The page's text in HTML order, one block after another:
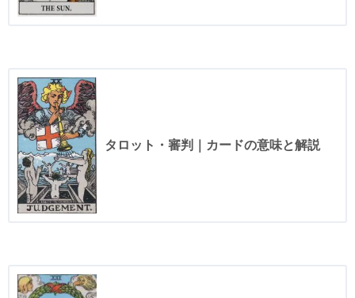
タロット・審判｜カードの意味と解説